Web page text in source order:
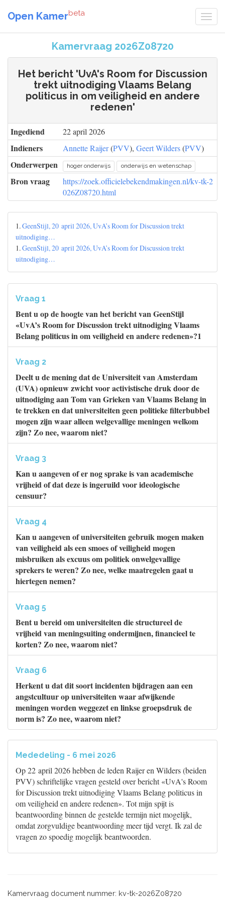
Open Kamerbeta
Kamervraag 2026Z08720
Het bericht 'UvA's Room for Discussion
trekt uitnodiging Vlaams Belang
politicus in om veiligheid en andere
redenen'
Ingediend 22 april 2026
Indieners Annette Raijer(PVV), Geert Wilders(PVV)
Onderwerpen hoger onderwijs onderwijs en wetenschap
Bron vraag
https://zoek.officielebekendmakingen.nl/kv-tk-2
026Z08720.html
1.GeenStijl, 20 april 2026, UvA’s Room for Discussion trekt
uitnodiging…
1.GeenStijl, 20 april 2026, UvA’s Room for Discussion trekt
uitnodiging…
Vraag 1
Bent u op de hoogte van het bericht van GeenStijl
«UvA’s Room for Discussion trekt uitnodiging Vlaams
Belang politicus in om veiligheid en andere redenen»?1
Vraag 2
Deelt u de mening dat de Universiteit van Amsterdam
(UVA) opnieuw zwicht voor activistische druk door de
uitnodiging aan Tom van Grieken van Vlaams Belang in
te trekken en dat universiteiten geen politieke filterbubbel
mogen zijn waar alleen welgevallige meningen welkom
zijn? Zo nee, waarom niet?
Vraag 3
Kan u aangeven of er nog sprake is van academische
vrijheid of dat deze is ingeruild voor ideologische
censuur?
Vraag 4
Kan u aangeven of universiteiten gebruik mogen maken
van veiligheid als een smoes of veiligheid mogen
misbruiken als excuus om politiek onwelgevallige
sprekers te weren? Zo nee, welke maatregelen gaat u
hiertegen nemen?
Vraag 5
Bent u bereid om universiteiten die structureel de
vrijheid van meningsuiting ondermijnen, financieel te
korten? Zo nee, waarom niet?
Vraag 6
Herkent u dat dit soort incidenten bijdragen aan een
angstcultuur op universiteiten waar afwijkende
meningen worden weggezet en linkse groepsdruk de
norm is? Zo nee, waarom niet?
Mededeling - 6 mei 2026
Op 22 april 2026 hebben de leden Raijer en Wilders (beiden
PVV) schriftelijke vragen gesteld over bericht «UvA's Room
for Discussion trekt uitnodiging Vlaams Belang politicus in
om veiligheid en andere redenen». Tot mijn spijt is
beantwoording binnen de gestelde termijn niet mogelijk,
omdat zorgvuldige beantwoording meer tijd vergt. Ik zal de
vragen zo spoedig mogelijk beantwoorden.
Kamervraag document nummer: kv-tk-2026Z08720